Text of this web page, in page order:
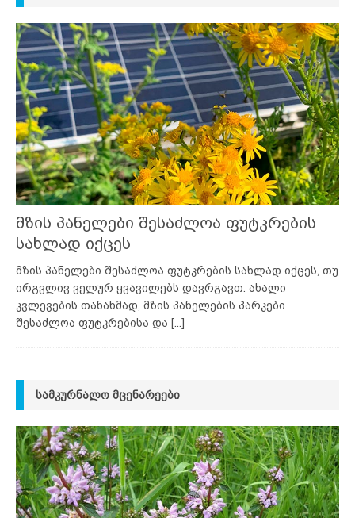
მზის პანელები შესაძლოა ფუტკრების
სახლად იქცეს
მზის პანელები შესაძლოა ფუტკრების სახლად იქცეს, თუ
ირგვლივ ველურ ყვავილებს დავრგავთ. ახალი
კვლევების თანახმად, მზის პანელების პარკები
შესაძლოა ფუტკრებისა და [...]
ᲡᲐᲛᲙᲣᲠᲜᲐᲚᲝ ᲛᲪᲔᲜᲐᲠᲔᲔᲑᲘ